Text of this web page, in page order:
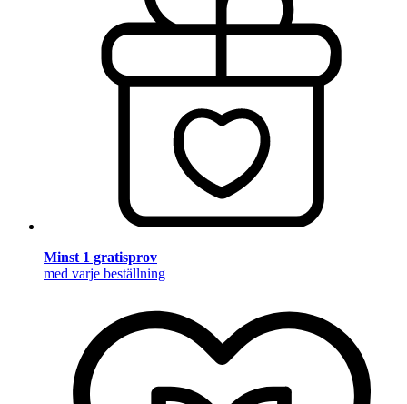
Minst 1 gratisprov
med varje beställning